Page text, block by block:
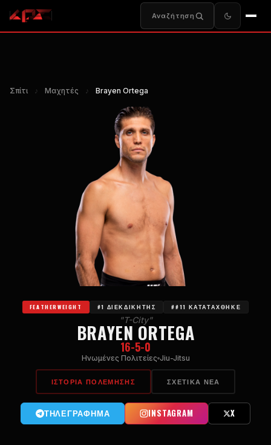
Αναζήτηση
Σπίτι ♪ Μαχητές ♪ Brayen Ortega
FEATHERWEIGHT #1 ΔΙΕΚΔΙΚΗΤΉΣ ##11 ΚΑΤΑΤΆΧΘΗΚΕ
"T-City"
BRAYEN ORTEGA
16-5-0
Ηνωμένες Πολιτείες Jiu-Jitsu
ΙΣΤΟΡΊΑ ΠΟΛΈΜΗΣΗΣ ΣΧΕΤΙΚΆ ΝΈΑ
ΤΗΛΕΓΡΆΦΗΜΑ INSTAGRAM X